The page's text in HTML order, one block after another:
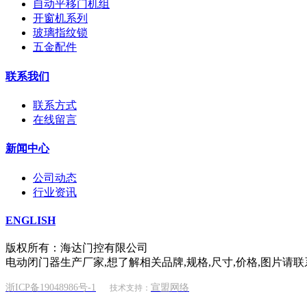
自动平移门机组
开窗机系列
玻璃指纹锁
五金配件
联系我们
联系方式
在线留言
新闻中心
公司动态
行业资讯
ENGLISH
版权所有：海达门控有限公司
电动闭门器生产厂家,想了解相关品牌,规格,尺寸,价格,图片请联
浙ICP备19048986号-1 技术支持： 宣盟网络